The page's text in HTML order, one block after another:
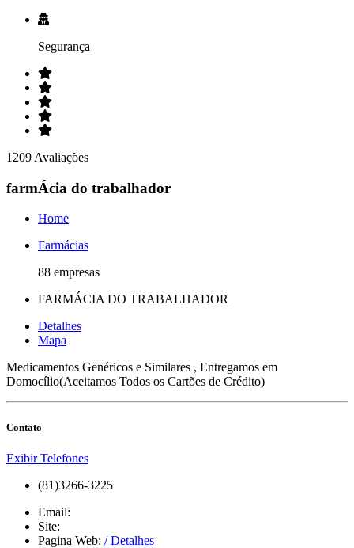
Segurança
1209 Avaliações
farmÁcia do trabalhador
Home
Farmácias
88 empresas
FARMÁCIA DO TRABALHADOR
Detalhes
Mapa
Medicamentos Genéricos e Similares , Entregamos em
Domocílio(Aceitamos Todos os Cartões de Crédito)
Contato
Exibir Telefones
(81)3266-3225
Email:
Site:
Pagina Web: / Detalhes